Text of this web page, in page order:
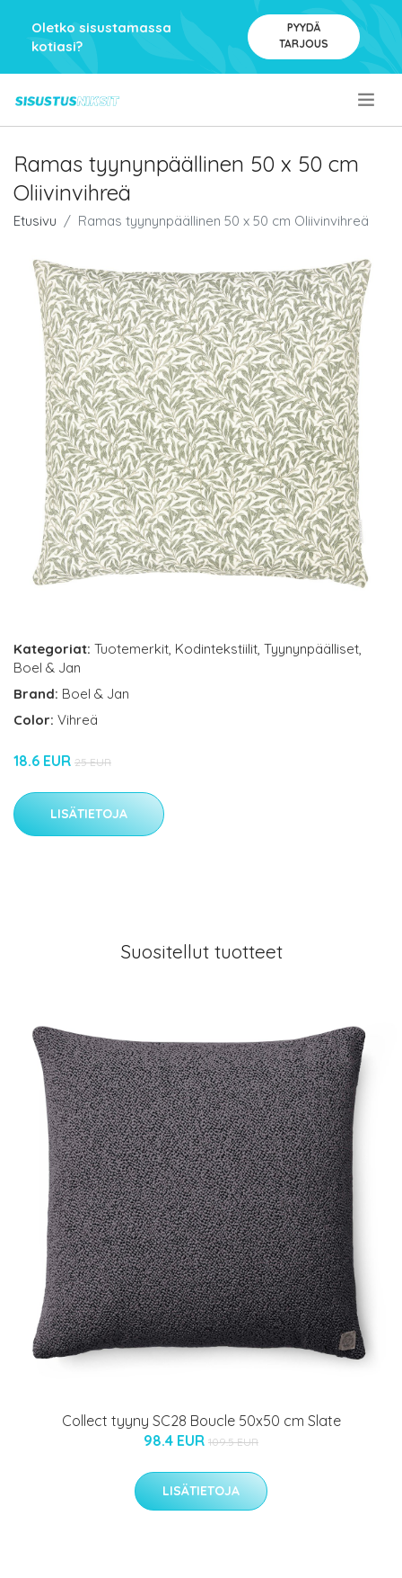
Oletko sisustamassa
kotiasi?
PYYDÄ
TARJOUS
Ramas tyynynpäällinen 50 x 50 cm
Oliivinvihreä
Etusivu Ramas tyynynpäällinen 50 x 50 cm Oliivinvihreä
Kategoriat: Tuotemerkit, Kodintekstiilit, Tyynynpäälliset,
Boel & Jan
Brand: Boel & Jan
Color: Vihreä
18.6 EUR 25 EUR
LISÄTIETOJA
Suositellut tuotteet
Collect tyyny SC28 Boucle 50x50 cm Slate
98.4 EUR 109.5 EUR
LISÄTIETOJA